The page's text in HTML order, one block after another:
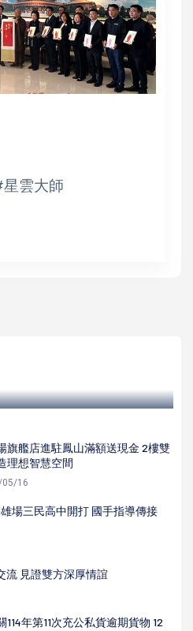
雲大師
旗艦店進駐鳳山滿額送現金 2樓雙
理想智慧空間
05/16
場三民高中開打 國手指導傳接
流 見證雙方深厚情誼
114年第11次充公私貨逾期貨物 12